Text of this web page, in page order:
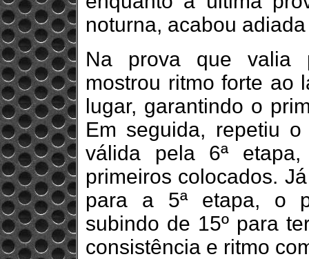
noturna, acabou
Na prova que valia
mostrou ritmo forte ao
lugar, garantindo o
Em seguida, repetiu
válida pela 6ª
primeiros colocados.
para a 5ª etapa, o
subindo de 15º para
consistência e ritmo